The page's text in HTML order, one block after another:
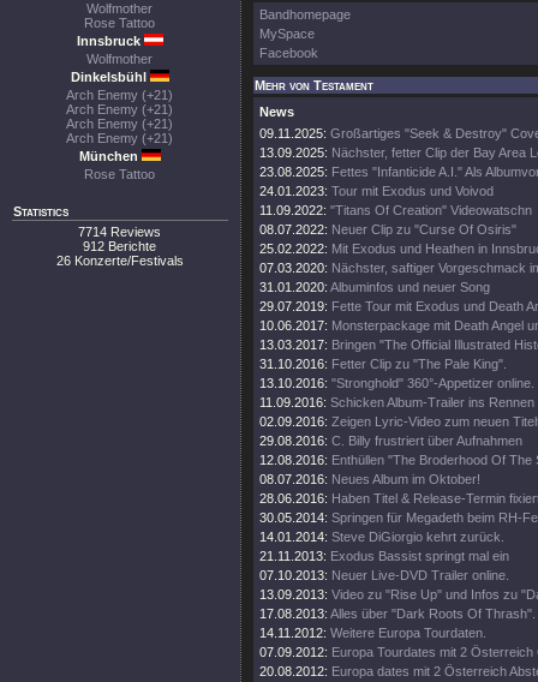
Wolfmother
Rose Tattoo
Innsbruck
Wolfmother
Dinkelsbühl
Arch Enemy (+21)
Arch Enemy (+21)
Arch Enemy (+21)
Arch Enemy (+21)
München
Rose Tattoo
Statistics
7714 Reviews
912 Berichte
26 Konzerte/Festivals
Bandhomepage
MySpace
Facebook
Mehr von Testament
News
09.11.2025: Großartiges "Seek & Destroy"
13.09.2025: Nächster, fetter Clip der Bay Area
23.08.2025: Fettes "Infanticide A.I." Als
24.01.2023: Tour mit Exodus und Voivod
11.09.2022: "Titans Of Creation" Videowatschn
08.07.2022: Neuer Clip zu "Curse Of Osiris"
25.02.2022: Mit Exodus und Heathen in
07.03.2020: Nächster, saftiger Vorgeschmack
31.01.2020: Albuminfos und neuer Song
29.07.2019: Fette Tour mit Exodus und Death
10.06.2017: Monsterpackage mit Death Angel
13.03.2017: Bringen "The Official Illustrated
31.10.2016: Fetter Clip zu "The Pale King".
13.10.2016: "Stronghold" 360°-Appetizer online.
11.09.2016: Schicken Album-Trailer ins Rennen
02.09.2016: Zeigen Lyric-Video zum neuen
29.08.2016: C. Billy frustriert über Aufnahmen
12.08.2016: Enthüllen "The Broderhood Of The
08.07.2016: Neues Album im Oktober!
28.06.2016: Haben Titel & Release-Termin
30.05.2014: Springen für Megadeth beim RH-
14.01.2014: Steve DiGiorgio kehrt zurück.
21.11.2013: Exodus Bassist springt mal ein
07.10.2013: Neuer Live-DVD Trailer online.
13.09.2013: Video zu "Rise Up" und Infos zu
17.08.2013: Alles über "Dark Roots Of Thrash".
14.11.2012: Weitere Europa Tourdaten.
07.09.2012: Europa Tourdates mit 2 Österreich
20.08.2012: Europa dates mit 2 Österreich